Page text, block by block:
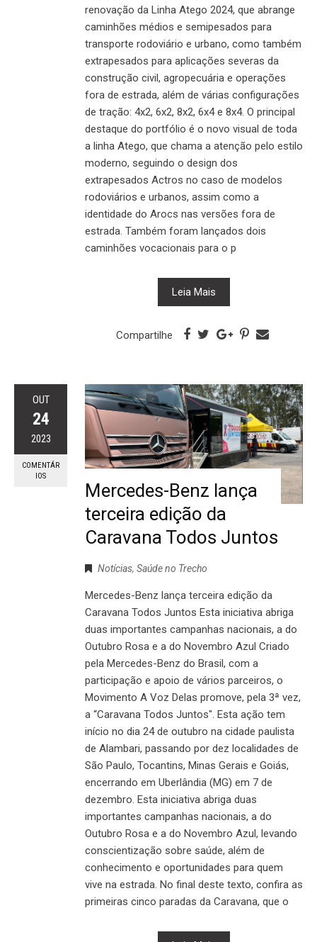
renovação da Linha Atego 2024, que abrange
caminhões médios e semipesados para
transporte rodoviário e urbano, como também
extrapesados para aplicações severas da
construção civil, agropecuária e operações
fora de estrada, além de várias configurações
de tração: 4x2, 6x2, 8x2, 6x4 e 8x4. O principal
destaque do portfólio é o novo visual de toda
a linha Atego, que chama a atenção pelo estilo
moderno, seguindo o design dos
extrapesados Actros no caso de modelos
rodoviários e urbanos, assim como a
identidade do Arocs nas versões fora de
estrada. Também foram lançados dois
caminhões vocacionais para o p
Leia Mais
Compartilhe
OUT
24
2023
COMENTÁR
IOS
Mercedes-Benz lança
terceira edição da
Caravana Todos Juntos
Notícias, Saúde no Trecho
Mercedes-Benz lança terceira edição da
Caravana Todos Juntos Esta iniciativa abriga
duas importantes campanhas nacionais, a do
Outubro Rosa e a do Novembro Azul Criado
pela Mercedes-Benz do Brasil, com a
participação e apoio de vários parceiros, o
Movimento A Voz Delas promove, pela 3ª vez,
a “Caravana Todos Juntos". Esta ação tem
início no dia 24 de outubro na cidade paulista
de Alambari, passando por dez localidades de
São Paulo, Tocantins, Minas Gerais e Goiás,
encerrando em Uberlândia (MG) em 7 de
dezembro. Esta iniciativa abriga duas
importantes campanhas nacionais, a do
Outubro Rosa e a do Novembro Azul, levando
conscientização sobre saúde, além de
conhecimento e oportunidades para quem
vive na estrada. No final deste texto, confira as
primeiras cinco paradas da Caravana, que o